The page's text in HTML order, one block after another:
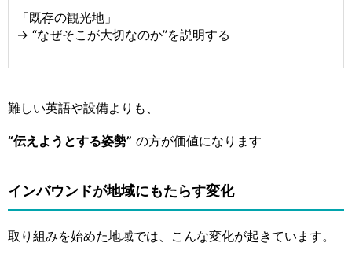
「既存の観光地」
→ “なぜそこが大切なのか”を説明する
難しい英語や設備よりも、
“伝えようとする姿勢” の方が価値になります
インバウンドが地域にもたらす変化
取り組みを始めた地域では、こんな変化が起きています。